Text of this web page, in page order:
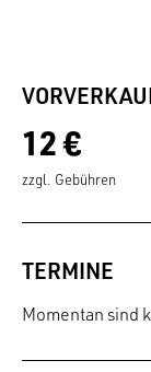
12 €
zzgl. Gebühren
TERMINE
Momentan sind